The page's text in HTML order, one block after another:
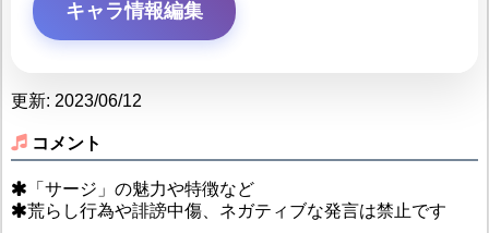
キャラ情報編集
更新: 2023/06/12
コメント
「サージ」の魅力や特徴など
荒らし行為や誹謗中傷、ネガティブな発言は禁止です